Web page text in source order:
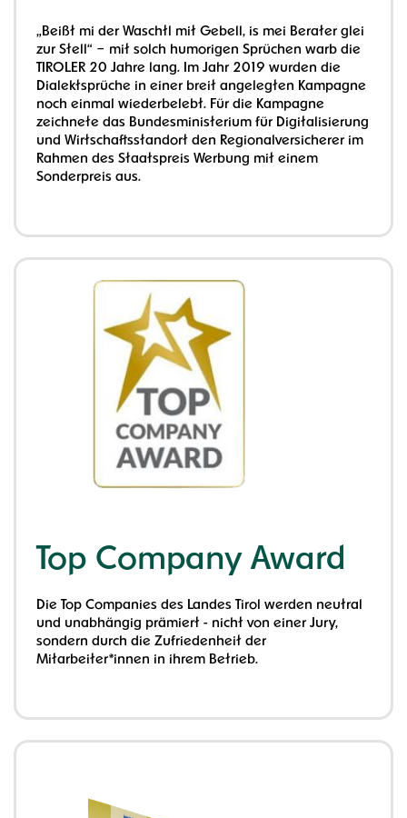
„Beißt mi der Waschtl mit Gebell, is mei Berater glei
zur Stell“ – mit solch humorigen Sprüchen warb die
TIROLER 20 Jahre lang. Im Jahr 2019 wurden die
Dialektsprüche in einer breit angelegten Kampagne
noch einmal wiederbelebt. Für die Kampagne
zeichnete das Bundesministerium für Digitalisierung
und Wirtschaftsstandort den Regionalversicherer im
Rahmen des Staatspreis Werbung mit einem
Sonderpreis aus.
Top Company Award
Die Top Companies des Landes Tirol werden neutral
und unabhängig prämiert - nicht von einer Jury,
sondern durch die Zufriedenheit der
Mitarbeiter*innen in ihrem Betrieb.